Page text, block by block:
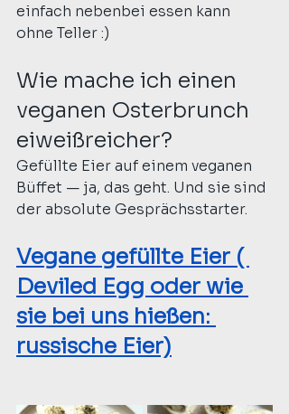
einfach nebenbei essen kann
ohne Teller :)
Wie mache ich einen
veganen Osterbrunch
eiweißreicher?
Gefüllte Eier auf einem veganen
Büffet — ja, das geht. Und sie sind
der absolute Gesprächsstarter.
Vegane gefüllte Eier (
Deviled Egg oder wie
sie bei uns hießen:
russische Eier)